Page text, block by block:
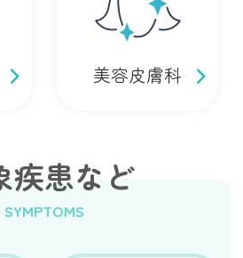
美容皮膚科
疾患など
SYMPTOMS